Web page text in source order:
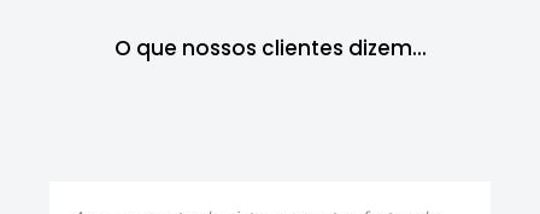
O que nossos clientes dizem...​